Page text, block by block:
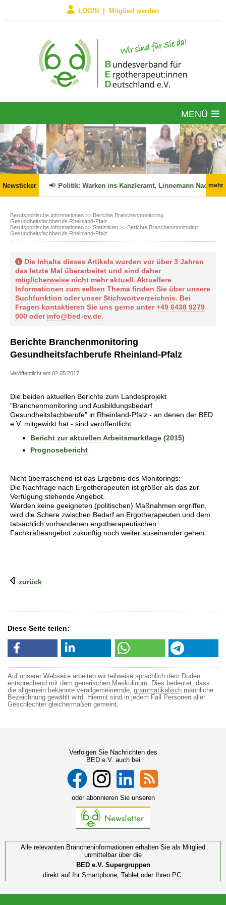
LOGIN | Mitglied werden
MENÜ
Newsticker
in Kraft! 📢 Politik: Warken ins Kanzleramt, Linnemann mehr
Berufspolitische Informationen >> Berichte Branchenmonitoring
Gesundheitsfachberufe Rheinland-Pfalz
Berufspolitische Informationen >> Statistiken >> Berichte Branchenmonitoring
Gesundheitsfachberufe Rheinland-Pfalz
Die Inhalte dieses Artikels wurden vor über 3 Jahren
das letzte Mal überarbeitet und sind daher
möglicherweise nicht mehr aktuell. Aktuellere
Informationen zum selben Thema finden Sie über unsere
Suchfunktion oder unserStichwortverzeichnis. Bei
Fragen kontaktieren Sie uns gerne unter+49 6438 9279
000 oder info@bed-ev.de.
Berichte Branchenmonitoring
Gesundheitsfachberufe Rheinland-Pfalz
Veröffentlicht am 02.05.2017
Die beiden aktuellen Berichte zum Landesprojekt
"Branchenmonitoring und Ausbildungsbedarf
Gesundheitsfachberufe" in Rheinland-Pfalz - an denen der BED
e.V. mitgewirkt hat - sind veröffentlicht:
Bericht zur aktuellen Arbeitsmarktlage (2015)
Prognosebericht
Nicht überraschend ist das Ergebnis des Monitorings:
Die Nachfrage nach Ergotherapeuten ist größer als das zur
Verfügung stehende Angebot.
Werden keine geeigneten (politischen) Maßnahmen ergriffen,
wird die Schere zwischen Bedarf an Ergotherapeuten und dem
tatsächlich vorhandenen ergotherapeutischen
Fachkräfteangebot zukünftig noch weiter auseinander gehen.
zurück
Diese Seite teilen:
Auf unserer Webseite arbeiten wir teilweise sprachlich dem Duden
entsprechend mit dem generischen Maskulinum. Dies bedeutet, dass
die allgemein bekannte verallgemeinernde, grammatikalisch männliche
Bezeichnung gewählt wird. Hiermit sind in jedem Fall Personen aller
Geschlechter gleichermaßen gemeint.
Verfolgen Sie Nachrichten des
BED e.V. auch bei
oder abonnieren Sie unseren
Alle relevanten Brancheninformationen erhalten Sie als Mitglied
unmittelbar über die
BED e.V. Supergruppen
direkt auf Ihr Smartphone, Tablet oder Ihren PC.